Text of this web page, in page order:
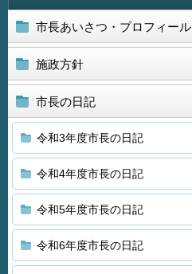
市長あいさつ・プロフィール
施政方針
市長の日記
令和3年度市長の日記
令和4年度市長の日記
令和5年度市長の日記
令和6年度市長の日記